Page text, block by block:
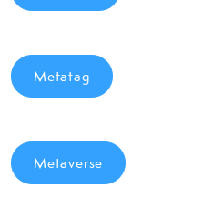
Metatag
Metaverse